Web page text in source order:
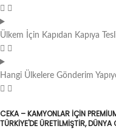
Ülkem İçin Kapıdan Kapıya
Hangi Ülkelere Gönderim
CEKA – KAMYONLAR IÇIN
TÜRKIYE'DE ÜRETILMIŞTIR,